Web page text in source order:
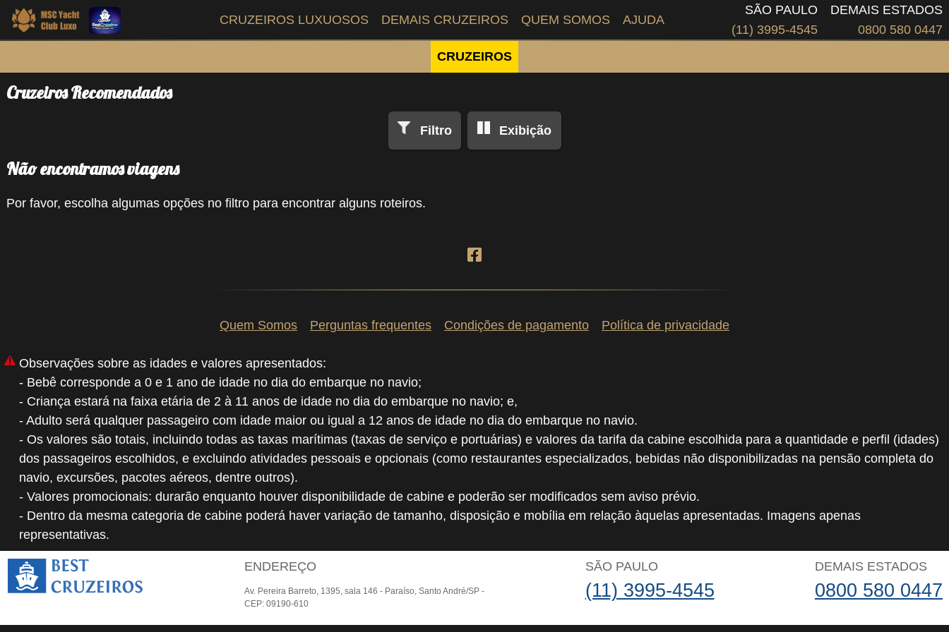
DEMAIS ESTADOS
0800 580 0447
SÃO PAULO
(11) 3995-4545
CRUZEIROS LUXUOSOS DEMAIS CRUZEIROS QUEM SOMOS AJUDA
CRUZEIROS
Cruzeiros Recomendados
Filtro Exibição
Não encontramos viagens
Por favor, escolha algumas opções no filtro para encontrar alguns roteiros.
Quem Somos Perguntas frequentes Condições de pagamento Política de privacidade
Observações sobre as idades e valores apresentados:
- Bebê corresponde a 0 e 1 ano de idade no dia do embarque no navio;
- Criança estará na faixa etária de 2 à 11 anos de idade no dia do embarque no navio; e,
- Adulto será qualquer passageiro com idade maior ou igual a 12 anos de idade no dia do embarque no navio.
- Os valores são totais, incluindo todas as taxas marítimas (taxas de serviço e portuárias) e valores da tarifa da cabine escolhida para a quantidade e perfil (idades)
dos passageiros escolhidos, e excluindo atividades pessoais e opcionais (como restaurantes especializados, bebidas não disponibilizadas na pensão completa do
navio, excursões, pacotes aéreos, dentre outros).
- Valores promocionais: durarão enquanto houver disponibilidade de cabine e poderão ser modificados sem aviso prévio.
- Dentro da mesma categoria de cabine poderá haver variação de tamanho, disposição e mobília em relação àquelas apresentadas. Imagens apenas
representativas.
ENDEREÇO
Av. Pereira Barreto, 1395, sala 146 - Paraíso, Santo André/SP -
CEP: 09190-610
SÃO PAULO
(11) 3995-4545
DEMAIS ESTADOS
0800 580 0447